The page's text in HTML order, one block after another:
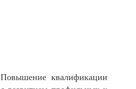
Повышение квалификации